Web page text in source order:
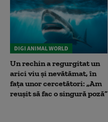
DIGI ANIMAL WORLD
Un rechin a regurgitat un
arici viu și nevătămat, în
fața unor cercetători: „Am
reușit să fac o singură poză”